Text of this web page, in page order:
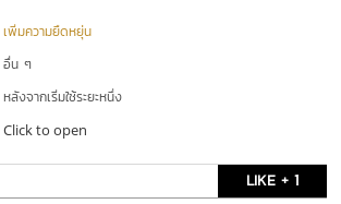
เพิ่มความยืดหยุ่น
อื่น ๆ
หลังจากเริ่มใช้ระยะหนึ่ง
Click to open
LIKE + 1